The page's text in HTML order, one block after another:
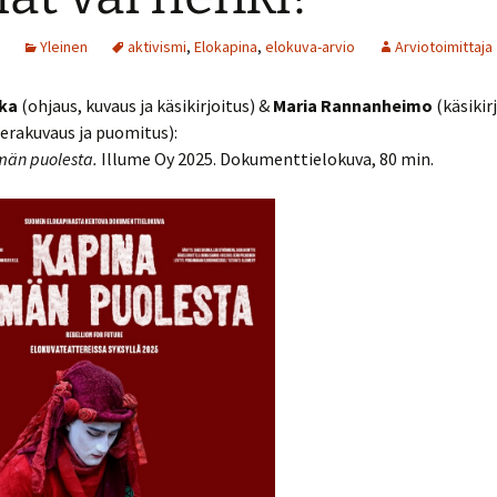
Yleinen aktivismi, Elokapina, elokuva-arvio Arviotoimittaja
(ohjaus, kuvaus ja käsikirjoitus) & Maria Rannanheimo
ja puomitus):
puolesta. Illume Oy 2025. Dokumenttielokuva, 80 min.